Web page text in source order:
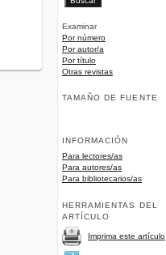
Examinar
Por número
Por autor/a
Por título
Otras revistas
TAMAÑO DE FUENTE
INFORMACIÓN
Para lectores/as
Para autores/as
Para bibliotecarios/as
HERRAMIENTAS DEL
ARTÍCULO
Imprima este artículo